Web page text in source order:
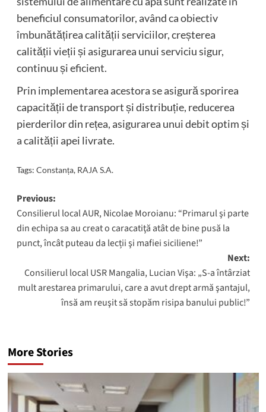
beneficiul consumatorilor, având ca obiectiv
îmbunătățirea calității serviciilor, creșterea
calității vieții și asigurarea unui serviciu sigur,
continuu și eficient.
Prin implementarea acestora se asigură sporirea
capacității de transport și distribuție, reducerea
pierderilor din rețea, asigurarea unui debit optim și
a calității apei livrate.
Tags: Constanța, RAJA S.A.
Post
navigation
Previous:
Consilierul local AUR, Nicolae Moroianu: “Primarul şi parte
din echipa sa au creat o caracatiţă atât de bine pusă la
punct, încât puteau da lecții şi mafiei siciliene!”
Next:
Consilierul local USR Mangalia, Lucian Vişa: „S-a întârziat
mult arestarea primarului, care a avut drept armă şantajul,
însă am reuşit să stopăm risipa banului public!”
More Stories